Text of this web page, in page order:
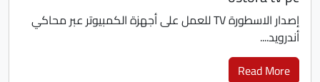
إصدار الاسطورة TV للعمل على أجهزة الكمبيوتر عبر محاكي
أندرويد....
Read More